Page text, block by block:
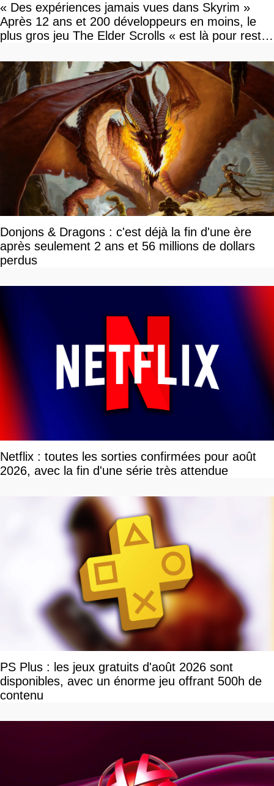
« Des expériences jamais vues dans Skyrim »
Après 12 ans et 200 développeurs en moins, le
plus gros jeu The Elder Scrolls « est là pour rester
Donjons & Dragons : c'est déjà la fin d'une ère
après seulement 2 ans et 56 millions de dollars
perdus
Netflix : toutes les sorties confirmées pour août
2026, avec la fin d'une série très attendue
PS Plus : les jeux gratuits d'août 2026 sont
disponibles, avec un énorme jeu offrant 500h de
contenu